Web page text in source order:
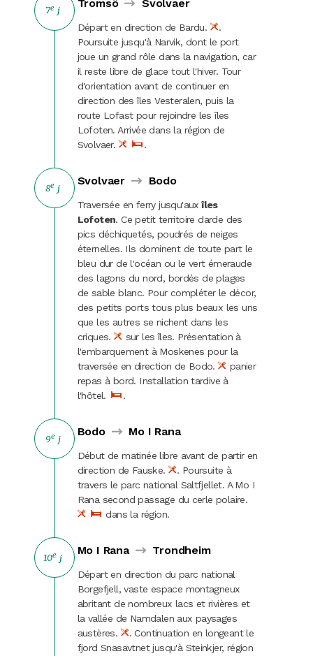
7e j
Tromsö Svolvaer
Départ en direction de Bardu.
.
Poursuite jusqu'à Narvik, dont le port
joue un grand rôle dans la navigation, car
il reste libre de glace tout l'hiver. Tour
d'orientation avant de continuer en
direction des îles Vesteralen, puis la
route Lofast pour rejoindre les îles
Lofoten. Arrivée dans la région de
Svolvaer.
.
8e j
Svolvaer Bodo
Traversée en ferry jusqu'aux îles
Lofoten. Ce petit territoire darde des
pics déchiquetés, poudrés de neiges
éternelles. Ils dominent de toute part le
bleu dur de l'océan ou le vert émeraude
des lagons du nord, bordés de plages
de sable blanc. Pour compléter le décor,
des petits ports tous plus beaux les uns
que les autres se nichent dans les
criques.
sur les îles. Présentation à
l'embarquement à Moskenes pour la
traversée en direction de Bodo.
panier
repas à bord. Installation tardive à
l'hôtel.
.
9e j
Bodo Mo I Rana
Début de matinée libre avant de partir en
direction de Fauske.
. Poursuite à
travers le parc national Saltfjellet. A Mo I
Rana second passage du cerle polaire.
dans la région.
10e j
Mo I Rana Trondheim
Départ en direction du parc national
Borgefjell, vaste espace montagneux
abritant de nombreux lacs et rivières et
la vallée de Namdalen aux paysages
austères.
. Continuation en longeant le
fjord Snasavtnet jusqu'à Steinkjer, région